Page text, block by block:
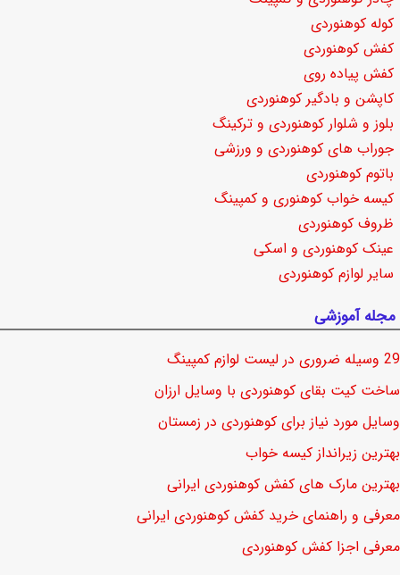
کوله کوهنوردی
کفش کوهنوردی
کفش پیاده روی
کاپشن و بادگیر کوهنوردی
بلوز و شلوار کوهنوردی و ترکینگ
جوراب های کوهنوردی و ورزشی
باتوم کوهنوردی
کیسه خواب کوهنوری و کمپینگ
ظروف کوهنوردی
عینک کوهنوردی و اسکی
سایر لوازم کوهنوردی
مجله آموزشی
29 وسیله ضروری در لیست لوازم کمپینگ
ساخت کیت بقای کوهنوردی با وسایل ارزان
وسایل مورد نیاز برای کوهنوردی در زمستان
بهترین زیرانداز کیسه خواب
بهترین مارک های کفش کوهنوردی ایرانی
معرفی و راهنمای خرید کفش کوهنوردی ایرانی
معرفی اجزا کفش کوهنوردی